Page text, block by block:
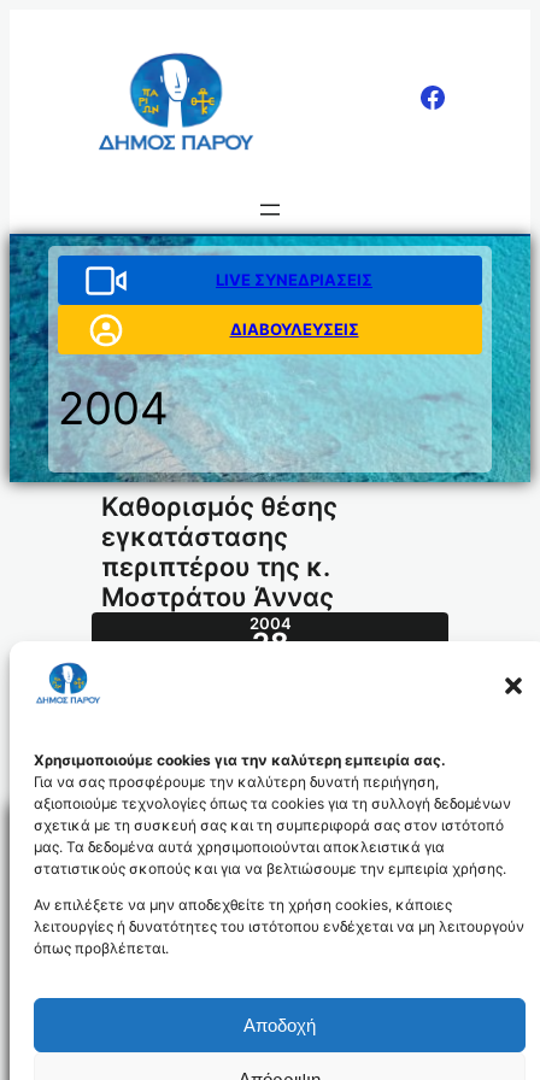
Χρησιμοποιούμε cookies για την καλύτερη εμπειρία σας.
Για να σας προσφέρουμε την καλύτερη δυνατή περιήγηση,
αξιοποιούμε τεχνολογίες όπως τα cookies για τη συλλογή δεδομένων
σχετικά με τη συσκευή σας και τη συμπεριφορά σας στον ιστότοπό
μας. Τα δεδομένα αυτά χρησιμοποιούνται αποκλειστικά για
στατιστικούς σκοπούς και για να βελτιώσουμε την εμπειρία χρήσης.
Αν επιλέξετε να μην αποδεχθείτε τη χρήση cookies, κάποιες
λειτουργίες ή δυνατότητες του ιστότοπου ενδέχεται να μη λειτουργούν
όπως προβλέπεται.
Αποδοχή
LIVE ΣΥΝΕΔΡΙΑΣΕΙΣ
ΔΙΑΒΟΥΛΕΥΣΕΙΣ
2004
Καθορισμός θέσης
εγκατάστασης
περιπτέρου της κ.
Μοστράτου Άννας
2004
28
311.2004_id526
NEWSLETTER